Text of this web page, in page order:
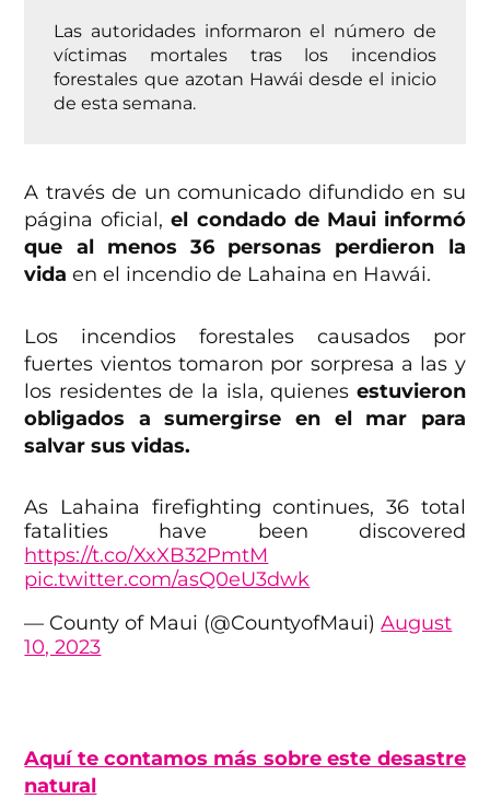
Las autoridades informaron el número de
víctimas mortales tras los incendios
forestales que azotan Hawái desde el inicio
de esta semana.
A través de un comunicado difundido en su
página oficial,el condado de Maui informó
que al menos 36 personas perdieron la
vida en el incendio de Lahaina en Hawái.
Los incendios forestales causados por
fuertes vientos tomaron por sorpresa a las y
los residentes de la isla, quienes estuvieron
obligados a sumergirse en el mar para
salvar sus vidas.
As Lahaina firefighting continues, 36 total
fatalities have been discovered
https://t.co/XxXB32PmtM
pic.twitter.com/asQ0eU3dwk
— County of Maui (@CountyofMaui)August
10, 2023
Aquí te contamos más sobre este desastre
natural